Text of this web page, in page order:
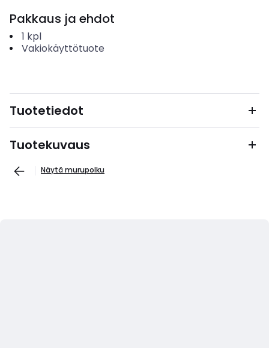
Pakkaus ja ehdot
1 kpl
Vakiokäyttötuote
Tuotetiedot
Tuotekuvaus
Näytä murupolku